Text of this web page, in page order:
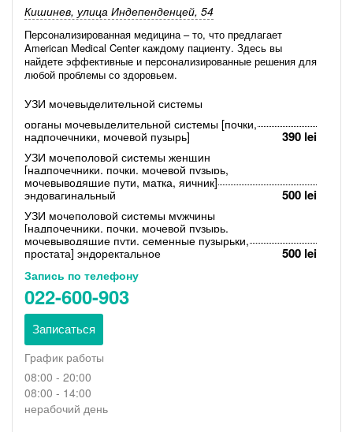
Кишинев, улица Индепенденцей, 54
Персонализированная медицина – то, что предлагает
American Medical Center каждому пациенту. Здесь вы
найдете эффективные и персонализированные решения для
любой проблемы со здоровьем.
УЗИ мочевыделительной системы
органы мочевыделительной системы [почки,
надпочечники, мочевой пузырь]
390 lei
УЗИ мочеполовой системы женщин
[надпочечники, почки, мочевой пузырь,
мочевыводящие пути, матка, яичник]
эндовагинальный
500 lei
УЗИ мочеполовой системы мужчины
[надпочечники, почки, мочевой пузырь,
мочевыводящие пути, семенные пузырьки,
простата] эндоректальное
500 lei
Запись по телефону
022-600-903
Записаться
График работы
08:00 - 20:00
08:00 - 14:00
нерабочий день